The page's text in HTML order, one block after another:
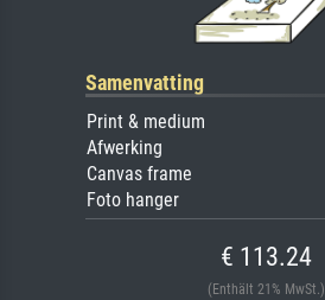
Samenvatting
Print & medium
Afwerking
Canvas frame
Foto hanger
€ 113.24
(Enthält 21% MwSt.)